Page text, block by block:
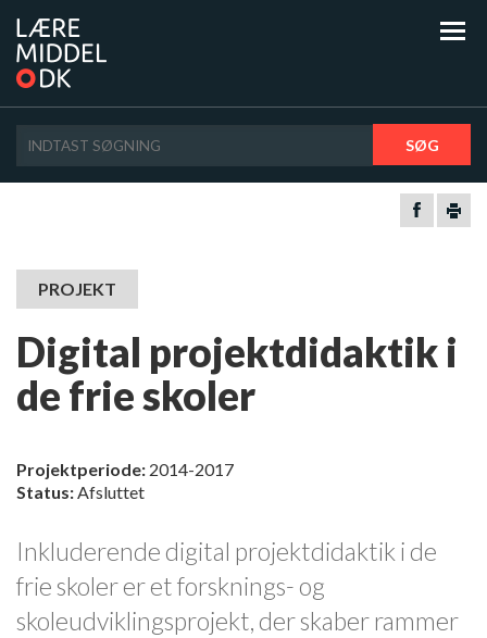
SØG
PROJEKT
Digital projektdidaktik i
de frie skoler
Projektperiode: 2014-2017
Status: Afsluttet
Inkluderende digital projektdidaktik i de
frie skoler er et forsknings- og
skoleudviklingspro­jekt, der skaber rammer